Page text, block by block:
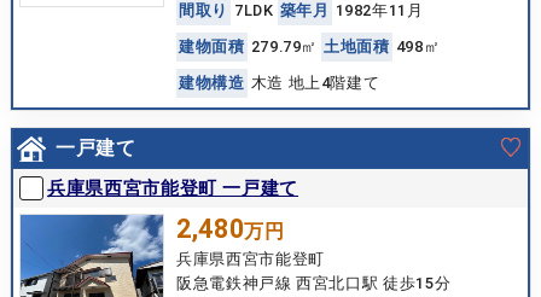
間 取 り 7LDK 築年 月
1982年11月
建物面積 279.79㎡ 土地面積 498㎡
建物構造 木造 地上4階建て
一戸建て
兵庫県西宮市能登町 一戸建て
2,480万円
兵庫県西宮市能登町
阪急電鉄神戸線 西宮北口駅 徒歩15分